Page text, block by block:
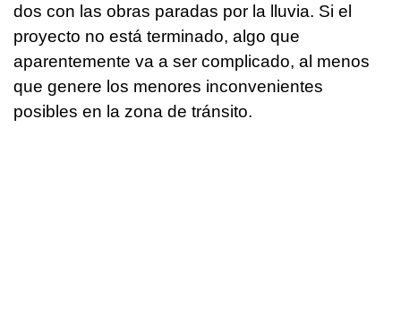
dos con las obras paradas por la lluvia. Si el
proyecto no está terminado, algo que
aparentemente va a ser complicado, al menos
que genere los menores inconvenientes
posibles en la zona de tránsito.